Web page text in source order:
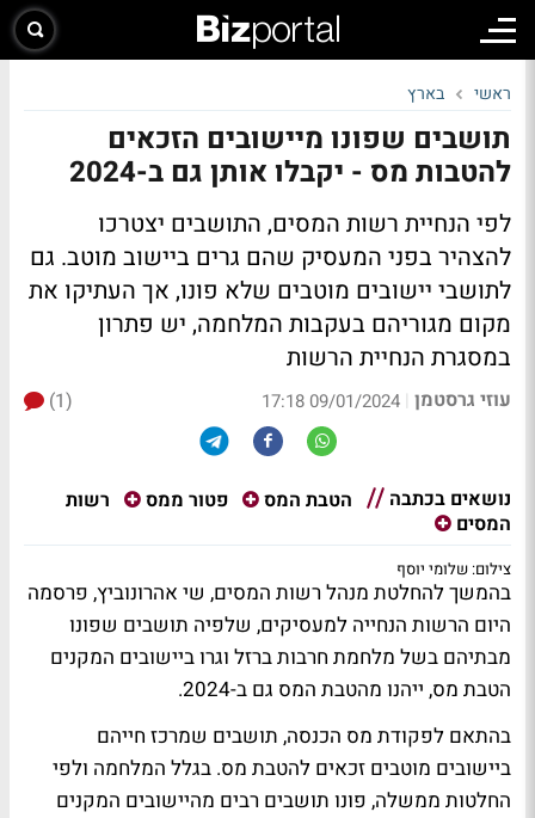
ראשי בארץ
תושבים שפונו מיישובים הזכאים
להטבות מס - יקבלו אותן גם ב-2024
לפי הנחיית רשות המסים, התושבים יצטרכו
להצהיר בפני המעסיק שהם גרים ביישוב מוטב. גם
לתושבי יישובים מוטבים שלא פונו, אך העתיקו את
מקום מגוריהם בעקבות המלחמה, יש פתרון
במסגרת הנחיית הרשות
עוזי גרסטמן |
09/01/2024 17:18
(1)
נושאים בכתבה הטבת המס פטור ממס
רשות
המסים
צילום: שלומי יוסף
בהמשך להחלטת מנהל רשות המסים, שי אהרונוביץ, פרסמה
היום הרשות הנחייה למעסיקים, שלפיה תושבים שפונו
מבתיהם בשל מלחמת חרבות ברזל וגרו ביישובים המקנים
הטבת מס, ייהנו מהטבת המס גם ב-2024.
בהתאם לפקודת מס הכנסה, תושבים שמרכז חייהם
ביישובים מוטבים זכאים להטבת מס. בגלל המלחמה ולפי
החלטות ממשלה, פונו תושבים רבים מהיישובים המקנים